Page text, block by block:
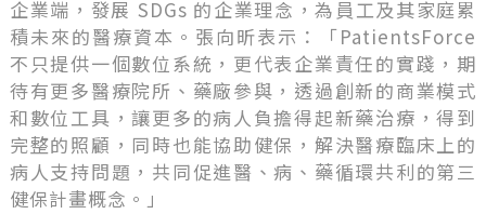
企業端，發展 SDGs 的企業理念，為員工及其家庭累
積未來的醫療資本。張向昕表示：「PatientsForce
不只提供一個數位系統，更代表企業責任的實踐，期
待有更多醫療院所、藥廠參與，透過創新的商業模式
和數位工具，讓更多的病人負擔得起新藥治療，得到
完整的照顧，同時也能協助健保，解決醫療臨床上的
病人支持問題，共同促進醫、病、藥循環共利的第三
健保計畫概念。」